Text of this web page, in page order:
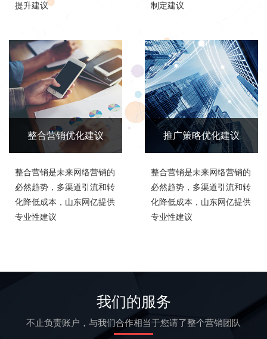
提升建议
制定建议
整合营销优化建议
整合营销是未来网络营销的
必然趋势，多渠道引流和转
化降低成本，山东网亿提供
专业性建议
推广策略优化建议
整合营销是未来网络营销的
必然趋势，多渠道引流和转
化降低成本，山东网亿提供
专业性建议
我们的服务
不止负责账户，与我们合作相当于您请了整个营销团队